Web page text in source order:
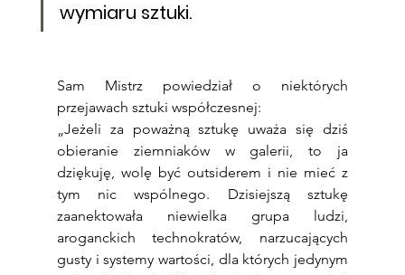
wymiaru sztuki.
Sam Mistrz powiedział o niektórych
przejawach sztuki współczesnej:
„Jeżeli za poważną sztukę uważa się dziś
obieranie ziemniaków w galerii, to ja
dziękuję, wolę być outsiderem i nie mieć z
tym nic wspólnego. Dzisiejszą sztukę
zaanektowała niewielka grupa ludzi,
aroganckich technokratów, narzucających
gusty i systemy wartości, dla których jedynym